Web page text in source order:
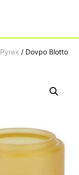
Pyrex / Dovpo Blotto